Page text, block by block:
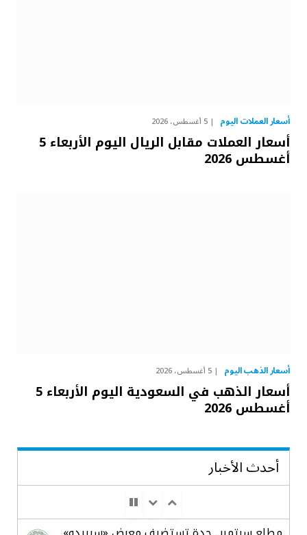
أسعار العملات اليوم 5 أغسطس، 2026
أسعار العملات مقابل الريال اليوم الأربعاء 5
أغسطس 2026
أسعار الذهب اليوم 5 أغسطس، 2026
أسعار الذهب في السعودية اليوم الأربعاء 5
أغسطس 2026
أحدث الأخبار